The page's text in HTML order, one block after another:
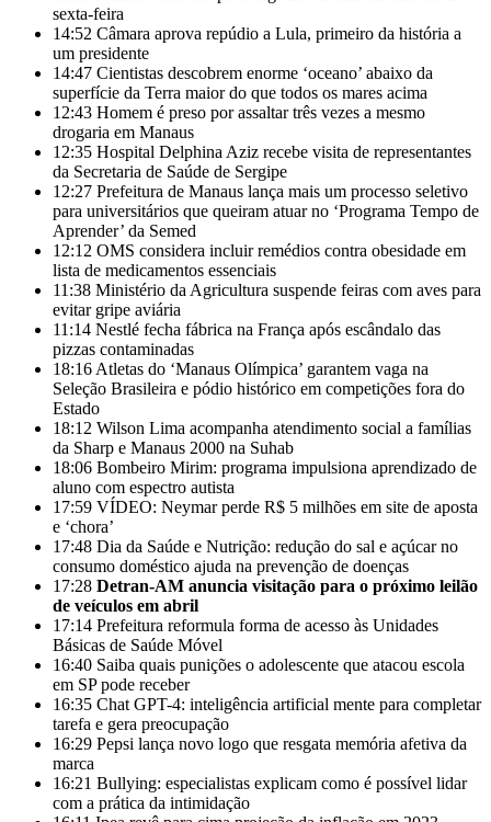
sexta-feira
14:52 Câmara aprova repúdio a Lula, primeiro da história a
um presidente
14:47 Cientistas descobrem enorme ‘oceano’ abaixo da
superfície da Terra maior do que todos os mares acima
12:43 Homem é preso por assaltar três vezes a mesmo
drogaria em Manaus
12:35 Hospital Delphina Aziz recebe visita de representantes
da Secretaria de Saúde de Sergipe
12:27 Prefeitura de Manaus lança mais um processo seletivo
para universitários que queiram atuar no ‘Programa Tempo de
Aprender’ da Semed
12:12 OMS considera incluir remédios contra obesidade em
lista de medicamentos essenciais
11:38 Ministério da Agricultura suspende feiras com aves para
evitar gripe aviária
11:14 Nestlé fecha fábrica na França após escândalo das
pizzas contaminadas
18:16 Atletas do ‘Manaus Olímpica’ garantem vaga na
Seleção Brasileira e pódio histórico em competições fora do
Estado
18:12 Wilson Lima acompanha atendimento social a famílias
da Sharp e Manaus 2000 na Suhab
18:06 Bombeiro Mirim: programa impulsiona aprendizado de
aluno com espectro autista
17:59 VÍDEO: Neymar perde R$ 5 milhões em site de aposta
e ‘chora’
17:48 Dia da Saúde e Nutrição: redução do sal e açúcar no
consumo doméstico ajuda na prevenção de doenças
17:28 Detran-AM anuncia visitação para o próximo leilão
de veículos em abril
17:14 Prefeitura reformula forma de acesso às Unidades
Básicas de Saúde Móvel
16:40 Saiba quais punições o adolescente que atacou escola
em SP pode receber
16:35 Chat GPT-4: inteligência artificial mente para completar
tarefa e gera preocupação
16:29 Pepsi lança novo logo que resgata memória afetiva da
marca
16:21 Bullying: especialistas explicam como é possível lidar
com a prática da intimidação